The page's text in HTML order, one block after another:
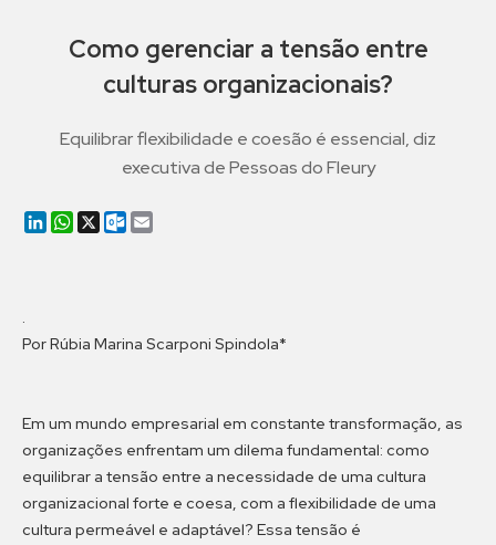
Como gerenciar a tensão entre
culturas organizacionais?
Equilibrar flexibilidade e coesão é essencial, diz
executiva de Pessoas do Fleury
LinkedIn
WhatsApp
X Outlook.com
.
Por Rúbia Marina Scarponi Spindola*
Em um mundo empresarial em constante transformação, as
organizações enfrentam um dilema fundamental: como
equilibrar a tensão entre a necessidade de uma cultura
organizacional forte e coesa, com a flexibilidade de uma
cultura permeável e adaptável? Essa tensão é